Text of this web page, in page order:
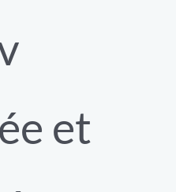
et